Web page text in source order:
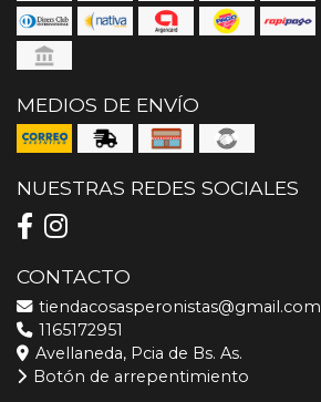
MEDIOS DE ENVÍO
NUESTRAS REDES SOCIALES
CONTACTO
tiendacosasperonistas@gmail.com
1165172951
Avellaneda, Pcia de Bs. As.
Botón de arrepentimiento